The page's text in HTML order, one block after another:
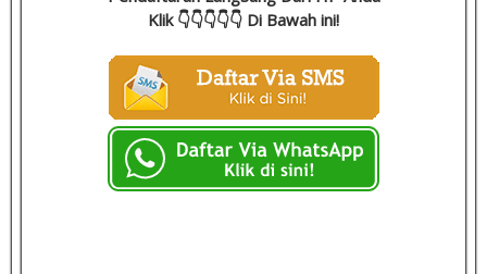
Klik 👇👇👇👇👇 Di Bawah ini!